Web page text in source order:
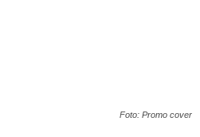
Foto: Promo cover